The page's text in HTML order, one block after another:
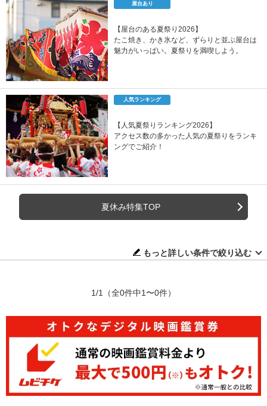
屋台あり
【屋台のある夏祭り2026】
たこ焼き、かき氷など、ずらりと並ぶ屋台は
魅力がいっぱい。夏祭りを満喫しよう。
人気ランキング
【人気夏祭りランキング2026】
アクセス数の多かった人気の夏祭りをランキ
ングでご紹介！
夏休み特集TOP
もっと詳しい条件で絞り込む
1/1 （全0件中1〜0件）